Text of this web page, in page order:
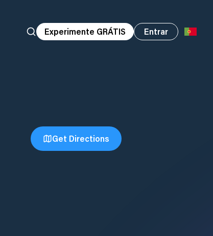
Experimente GRÁTIS Entrar
Get Directions